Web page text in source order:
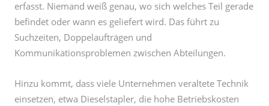
Kommunikationsproblemen zwischen Abteilungen.
Hinzu kommt, dass viele Unternehmen veraltete Technik
einsetzen, etwa Dieselstapler, die hohe Betriebskosten
Energieverbrauch. Auch fehlende Standardisierung von
Abläufen und ungenügende Schulung der Mitarbeitenden